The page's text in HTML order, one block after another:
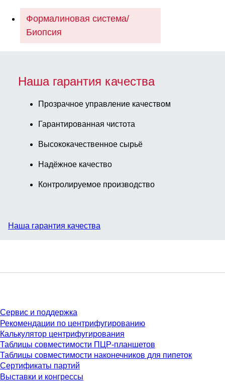
Формалиновая система/
Биопсия
Наша гарантия качества
Прозрачное управление качеством
Гарантированная чистота
Высококачественное сырьё
Надёжное качество
Контролируемое производство
Наша гарантия качества
Сервис и поддержка
Рекомендации по центрифугированию
Калькулятор центрифугирования
Таблицы совместимости ПЦР-планшетов
Таблицы совместимости наконечников для пипеток
Сертификаты партий
Выставки и конгрессы